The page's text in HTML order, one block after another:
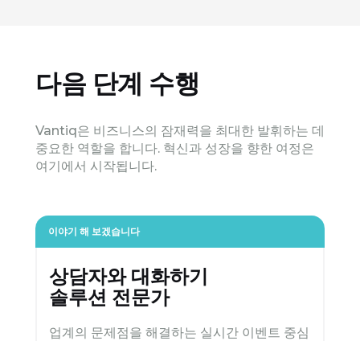
다음 단계 수행
Vantiq은 비즈니스의 잠재력을 최대한 발휘하는 데
중요한 역할을 합니다. 혁신과 성장을 향한 여정은
여기에서 시작됩니다.
이야기 해 보겠습니다
상담자와 대화하기
솔루션 전문가
업계의 문제점을 해결하는 실시간 이벤트 중심